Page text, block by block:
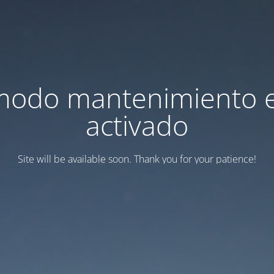
mantenimiento
activado
Site will be available soon. Thank you for your patience!